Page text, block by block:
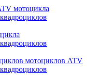
мотоцикла
мотоциклов ATV